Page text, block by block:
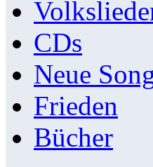
CDs
Neue
Frieden
Bücher